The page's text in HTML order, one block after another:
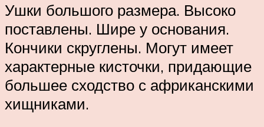
Ушки большого размера. Высоко
поставлены. Шире у основания.
Кончики скруглены. Могут имеет
характерные кисточки, придающие
большее сходство с африканскими
хищниками.